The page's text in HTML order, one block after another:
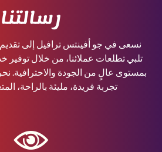
رسالتنا
نسعى في جو أفينتس ترافيل إلى
تلبي تطلعات عملائنا، من خلال توفير
بمستوى عالٍ من الجودة
تجربة فريدة، مليئة بالراحة،